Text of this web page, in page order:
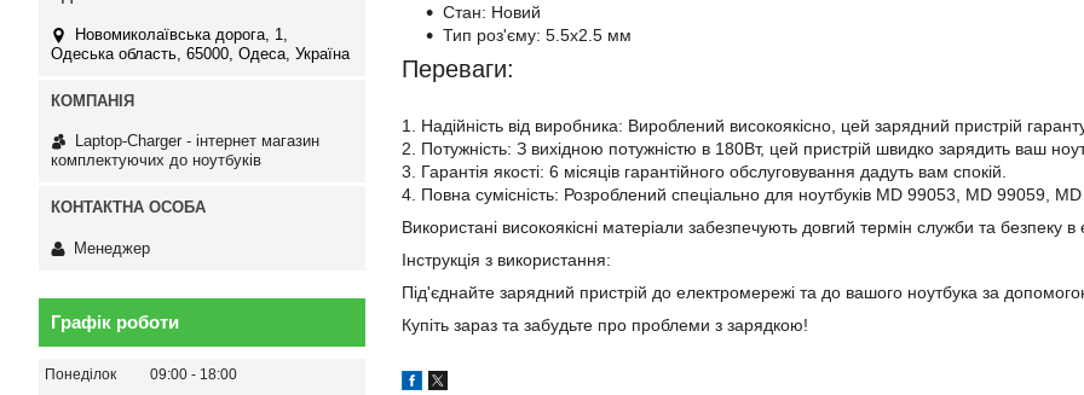
Стан: Новий
Тип роз'єму: 5.5x2.5 мм
Переваги:
1. Надійність від виробника: Вироблений високоякісно, цей зарядний пристрій
2. Потужність: З вихідною потужністю в 180Вт, цей пристрій швидко зарядить ваш
3. Гарантія якості: 6 місяців гарантійного обслуговування дадуть вам спокій.
4. Повна сумісність: Розроблений спеціально для ноутбуків MD 99053, MD 99059,
Використані високоякісні матеріали забезпечують довгий термін служби та безпеку в
Інструкція з використання:
Під'єднайте зарядний пристрій до електромережі та до вашого ноутбука за
Купіть зараз та забудьте про проблеми з зарядкою!
Новомиколаївська дорога, 1,
Одеська область, 65000, Одеса, Україна
Laptop-Charger - інтернет магазин
комплектуючих до ноутбуків
Менеджер
Графік роботи
Понеділок 09:00
18:00